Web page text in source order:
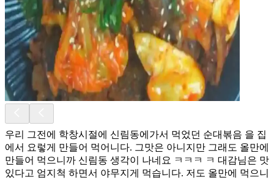
우리 그전에 학창시절에 신림동에가서 먹었던 순대볶음 을 집
에서 요렇게 만들어 먹어니다. 그맛은 아니지만 그래도 올만에
만들어 먹으니까 신림동 생각이 나네요 ㅋㅋㅋ ㅋ 대감님은 맛
있다고 엄지척 하면서 야무지게 먹습니다. 저도 올만에 먹으니